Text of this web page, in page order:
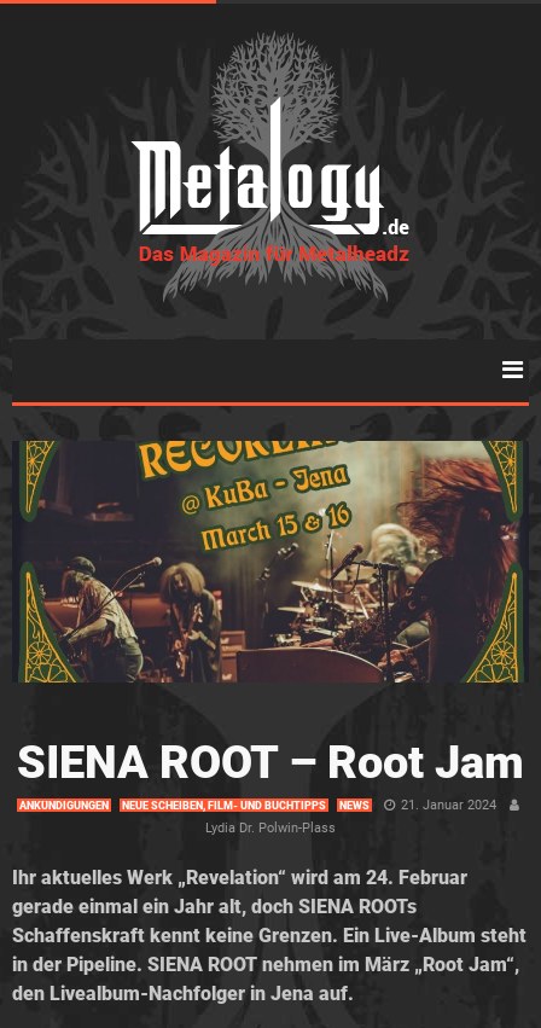
SIENA ROOT – Root Jam
ANKÜNDIGUNGEN NEUE SCHEIBEN, FILM- UND BUCHTIPPS NEWS
21. Januar 2024
Lydia Dr. Polwin-Plass
Ihr aktuelles Werk „Revelation“ wird am 24. Februar
gerade einmal ein Jahr alt, doch SIENA ROOTs
Schaffenskraft kennt keine Grenzen. Ein Live-Album steht
in der Pipeline. SIENA ROOT nehmen im März „Root Jam“,
den Livealbum-Nachfolger in Jena auf.